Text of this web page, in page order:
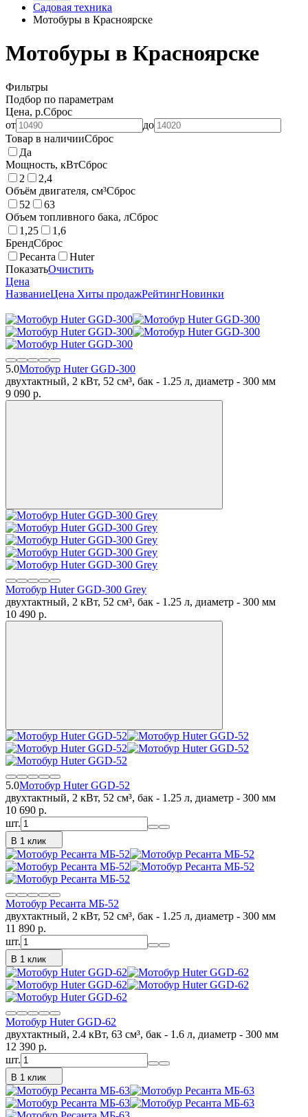
Садовая техника
Мотобуры в Красноярске
Мотобуры в Красноярске
Фильтры
Подбор по параметрам
Цена, р.Сброс
от
до
Товар в наличииСброс
Да
Мощность, кВтСброс
2
2,4
Объём двигателя, см³Сброс
52
63
Объем топливного бака, лСброс
1,25
1,6
БрендСброс
Ресанта
Huter
ПоказатьОчистить
Цена
НазваниеЦена Хиты продажРейтингНовинки
5.0Мотобур Huter GGD-300
двухтактный, 2 кВт, 52 см³, бак - 1.25 л, диаметр - 300 мм
9 090 p.
Мотобур Huter GGD-300 Grey
двухтактный, 2 кВт, 52 см³, бак - 1.25 л, диаметр - 300 мм
10 490 p.
5.0Мотобур Huter GGD-52
двухтактный, 2 кВт, 52 см³, бак - 1.25 л, диаметр - 300 мм
10 690 p.
шт.
В 1 клик
Мотобур Ресанта МБ-52
двухтактный, 2 кВт, 52 см³, бак - 1.25 л, диаметр - 300 мм
11 890 p.
шт.
В 1 клик
Мотобур Huter GGD-62
двухтактный, 2.4 кВт, 63 см³, бак - 1.6 л, диаметр - 300 мм
12 390 p.
шт.
В 1 клик